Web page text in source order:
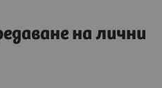
на лични